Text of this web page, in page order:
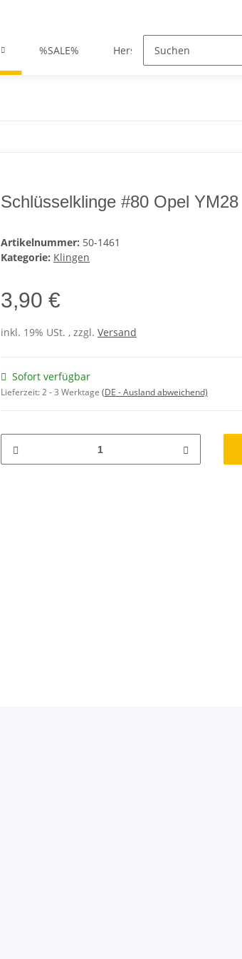
%SALE% Hersteller
Schlüsselklinge #80 Opel YM28
Artikelnummer: 50-1461
Kategorie: Klingen
3,90 €
inkl. 19% USt. , zzgl. Versand
Sofort verfügbar
Lieferzeit:2 - 3 Werktage (DE - Ausland abweichend)